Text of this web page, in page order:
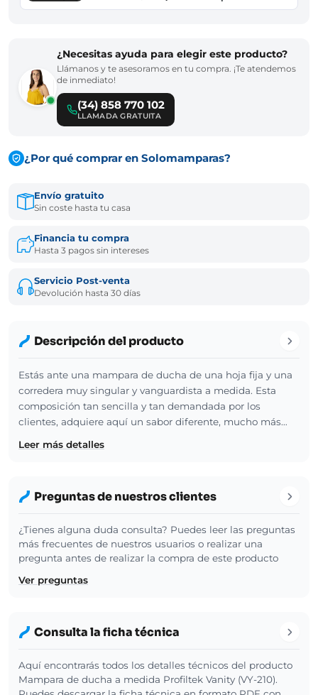
¿Necesitas ayuda para elegir este producto?
Llámanos y te asesoramos en tu compra. ¡Te atendemos
de inmediato!
(34) 858 770 102
LLAMADA GRATUITA
¿Por qué comprar en Solomamparas?
Envío gratuito
Sin coste hasta tu casa
Financia tu compra
Hasta 3 pagos sin intereses
Servicio Post-venta
Devolución hasta 30 días
Descripción del producto
Estás ante una mampara de ducha de una hoja fija y una
corredera muy singular y vanguardista a medida. Esta
composición tan sencilla y tan demandada por los
clientes, adquiere aquí un sabor diferente, mucho más…
Leer más detalles
Preguntas de nuestros clientes
¿Tienes alguna duda consulta? Puedes leer las preguntas
más frecuentes de nuestros usuarios o realizar una
pregunta antes de realizar la compra de este producto
Ver preguntas
Consulta la ficha técnica
Aquí encontrarás todos los detalles técnicos del producto
Mampara de ducha a medida Profiltek Vanity (VY-210).